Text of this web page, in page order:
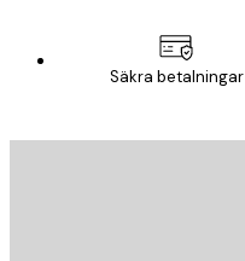
Säkra betalningar